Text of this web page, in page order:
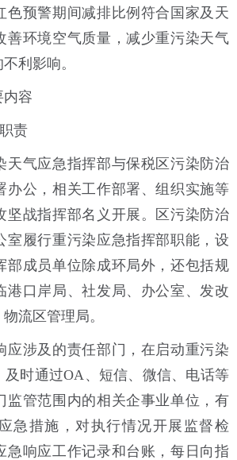
色预警期间减排比例符合国家及天
善环境空气质量，减少重污染天气
利影响。
容
责
气应急指挥部与保税区污染防治
办公，相关工作部署、组织实施等
坚战指挥部名义开展。区污染防治
室履行重污染应急指挥部职能，设
部成员单位除成环局外，还包括规
港口岸局、社发局、办公室、发改
流区管理局。
涉及的责任部门，在启动重污染
及时通过OA、短信、微信、电话等
监管范围内的相关企事业单位，有
急措施，对执行情况开展监督检
急响应工作记录和台账，每日向指